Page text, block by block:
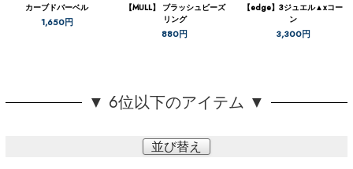
カーブドバーベル
1,650円
【MULL】 ブラッシュビーズ
リング
880円
【edge】3ジュエル▲xコー
ン
3,300円
▼ 6位以下のアイテム ▼
並び替え